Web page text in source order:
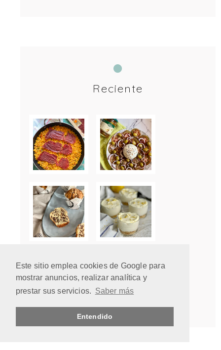
Este sitio emplea cookies de Google para
mostrar anuncios, realizar analítica y
prestar sus servicios. Saber más
Entendido
Reciente